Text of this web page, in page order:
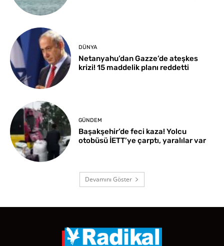
DÜNYA
Netanyahu’dan Gazze’de ateşkes
krizi! 15 maddelik planı reddetti
GÜNDEM
Başakşehir’de feci kaza! Yolcu
otobüsü İETT’ye çarptı, yaralılar var
Devamını Göster